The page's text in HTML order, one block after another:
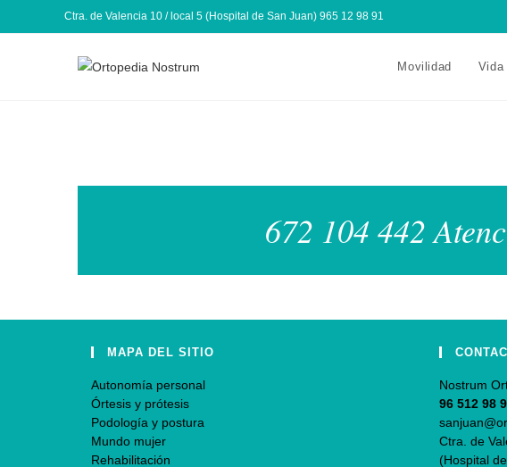
Ctra. de Valencia 10 / local 5 (Hospital de San Juan) 965 12 98 91
Movilidad Vida
672 104 442
MAPA DEL SITIO
Autonomía personal
Órtesis y prótesis
Podología y postura
Mundo mujer
Rehabilitación
Nostrum
96 512 98
Ctra. de
(Hospital